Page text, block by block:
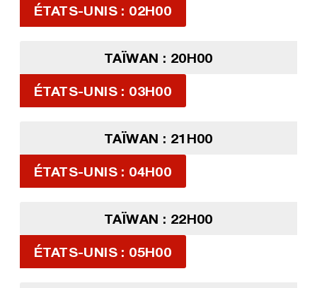
ÉTATS-UNIS : 02H00
TAÏWAN : 20H00
ÉTATS-UNIS : 03H00
TAÏWAN : 21H00
ÉTATS-UNIS : 04H00
TAÏWAN : 22H00
ÉTATS-UNIS : 05H00